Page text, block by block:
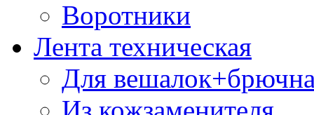
Воротники
Лента техническая
Для